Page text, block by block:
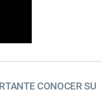
CONOCER SU